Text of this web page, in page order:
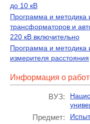
до 10 кВ
Программа и методика
трансформаторов и
220 кВ включительно
Программа и методика
измерителя расстояния
Информация о
ВУЗ:
Предмет: